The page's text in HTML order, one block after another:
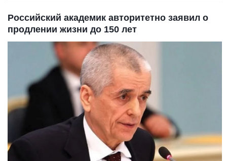
Российский академик авторитетно заявил о
продлении жизни до 150 лет